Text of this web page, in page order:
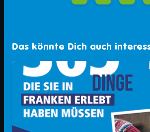
Das könnte Dich auch